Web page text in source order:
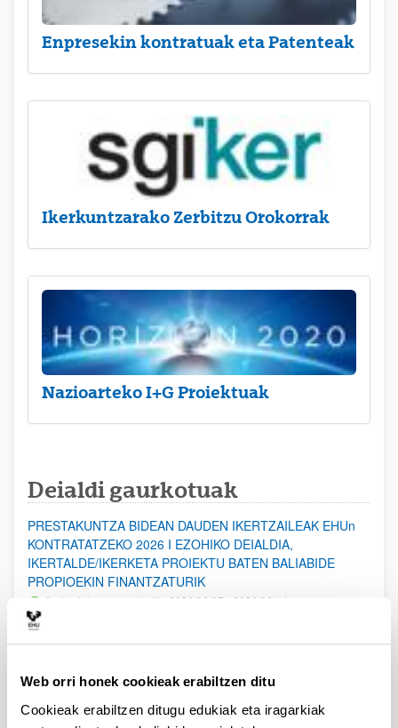
Web orri honek cookieak erabiltzen ditu
Cookieak erabiltzen ditugu edukiak eta iragarkiak
Enpresekin kontratuak eta Patenteak
Ikerkuntzarako Zerbitzu Orokorrak
Nazioarteko I+G Proiektuak
Deialdi gaurkotuak
PRESTAKUNTZA BIDEAN DAUDEN IKERTZAILEAK EHUn
KONTRATATZEKO 2026 I EZOHIKO DEIALDIA,
IKERTALDE/IKERKETA PROIEKTU BATEN BALIABIDE
PROPIOEKIN FINANTZATURIK
Aurkezteko epea zabalik: 2026/08/07 - 2026/08/14
erosi eta berritzeko laguntzak 2026
Izapide irekia